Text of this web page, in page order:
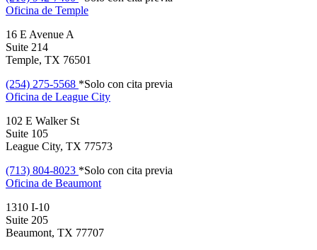
Oficina de Temple
16 E Avenue A
Suite 214
Temple, TX 76501
(254) 275-5568 *Solo con cita previa
Oficina de League City
102 E Walker St
Suite 105
League City, TX 77573
(713) 804-8023 *Solo con cita previa
Oficina de Beaumont
1310 I-10
Suite 205
Beaumont, TX 77707